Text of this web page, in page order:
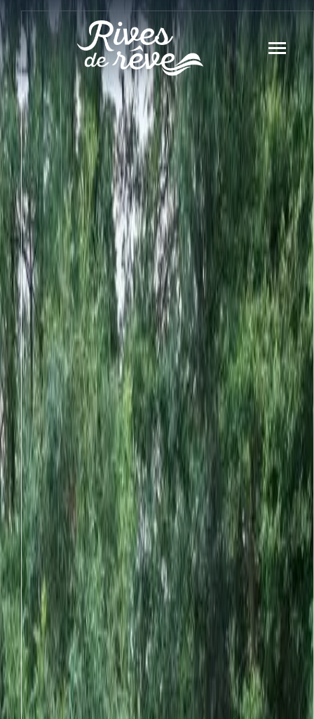
Panneau de gestion des cookies